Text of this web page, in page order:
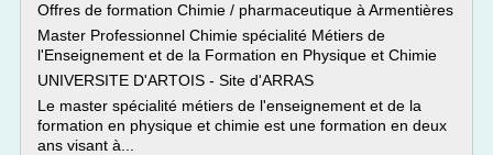
Offres de formation Chimie / pharmaceutique à Armentières
Master Professionnel Chimie spécialité Métiers de
l'Enseignement et de la Formation en Physique et Chimie
UNIVERSITE D'ARTOIS - Site d'ARRAS
Le master spécialité métiers de l'enseignement et de la
formation en physique et chimie est une formation en deux
ans visant à...